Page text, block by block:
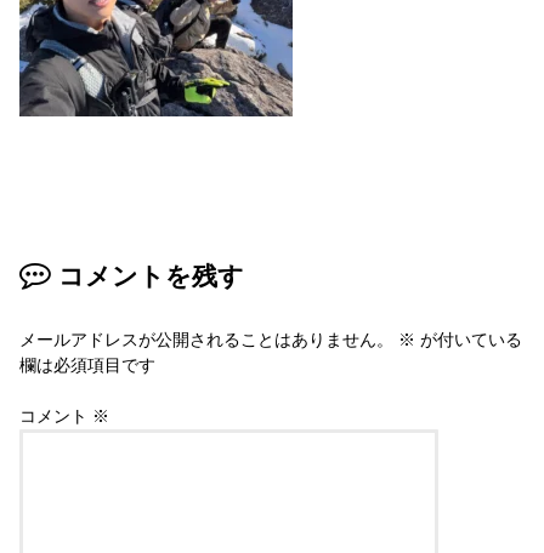
コメントを残す
メールアドレスが公開されることはありません。 ※ が付いている
欄は必須項目です
コメント ※